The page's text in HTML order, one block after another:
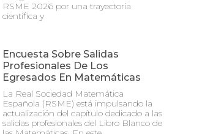
RSME 2026 por una trayectoria
científica y
Encuesta Sobre Salidas
Profesionales De Los
Egresados En Matemáticas
La Real Sociedad Matemática
Española (RSME) está impulsando la
actualización del capítulo dedicado a las
salidas profesionales del Libro Blanco de